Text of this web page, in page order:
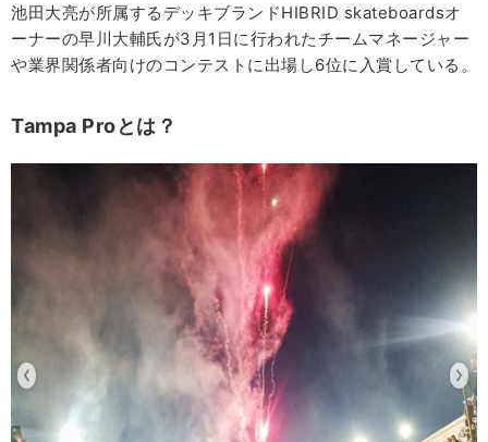
池田大亮が所属するデッキブランドHIBRID skateboardsオ
ーナーの早川大輔氏が3月1日に行われたチームマネージャー
や業界関係者向けのコンテストに出場し6位に入賞している。
Tampa Proとは？